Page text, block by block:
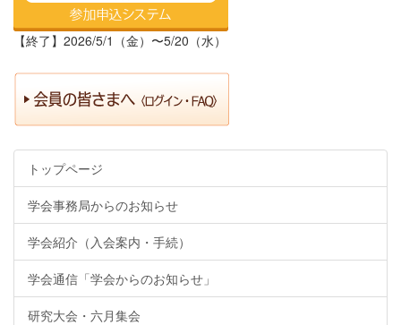
【終了】2026/5/1（金）〜5/20（水）
トップページ
学会事務局からのお知らせ
学会紹介（入会案内・手続）
学会通信「学会からのお知らせ」
研究大会・六月集会